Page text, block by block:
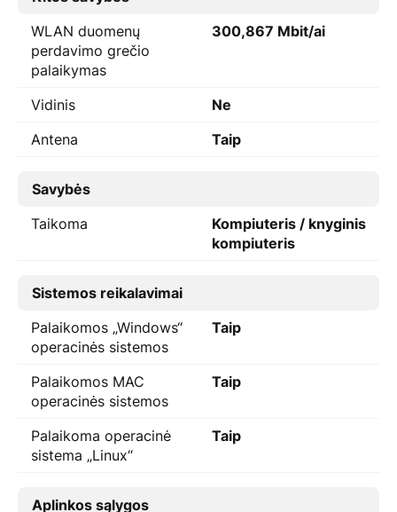
WLAN duomenų
perdavimo grečio
palaikymas
300,867 Mbit/ai
Vidinis
Ne
Antena
Taip
Savybės
Taikoma
Kompiuteris / knyginis
kompiuteris
Sistemos reikalavimai
Palaikomos „Windows“
operacinės sistemos
Taip
Palaikomos MAC
operacinės sistemos
Taip
Palaikoma operacinė
sistema „Linux“
Taip
Aplinkos sąlygos